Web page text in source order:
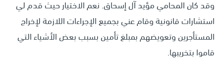
وقد كان المحامي مؤيد آل إسحاق. نعم الاختيار حيث قدم لي
استشارات قانونية وقام عني بجميع الإجراءات اللازمة لإخراج
المستأجرين وتعويضهم بمبلغ تأمين بسبب بعض الأشياء التي
قاموا بتخريبها.